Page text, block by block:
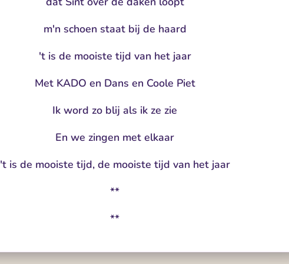
m'n schoen staat bij de haard
't is de mooiste tijd van het jaar
Met KADO en Dans en Coole Piet
Ik word zo blij als ik ze zie
En we zingen met elkaar
't is de mooiste tijd, de mooiste tijd van het jaar
**
**